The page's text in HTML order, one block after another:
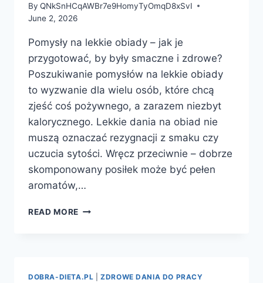
By QNkSnHCqAWBr7e9HomyTyOmqD8xSvI
June 2, 2026
Pomysły na lekkie obiady – jak je
przygotować, by były smaczne i zdrowe?
Poszukiwanie pomysłów na lekkie obiady
to wyzwanie dla wielu osób, które chcą
zjeść coś pożywnego, a zarazem niezbyt
kalorycznego. Lekkie dania na obiad nie
muszą oznaczać rezygnacji z smaku czy
uczucia sytości. Wręcz przeciwnie – dobrze
skomponowany posiłek może być pełen
aromatów,…
READ MORE POMYSŁY
DOBRA-DIETA.PL |ZDROWE DANIA DO PRACY